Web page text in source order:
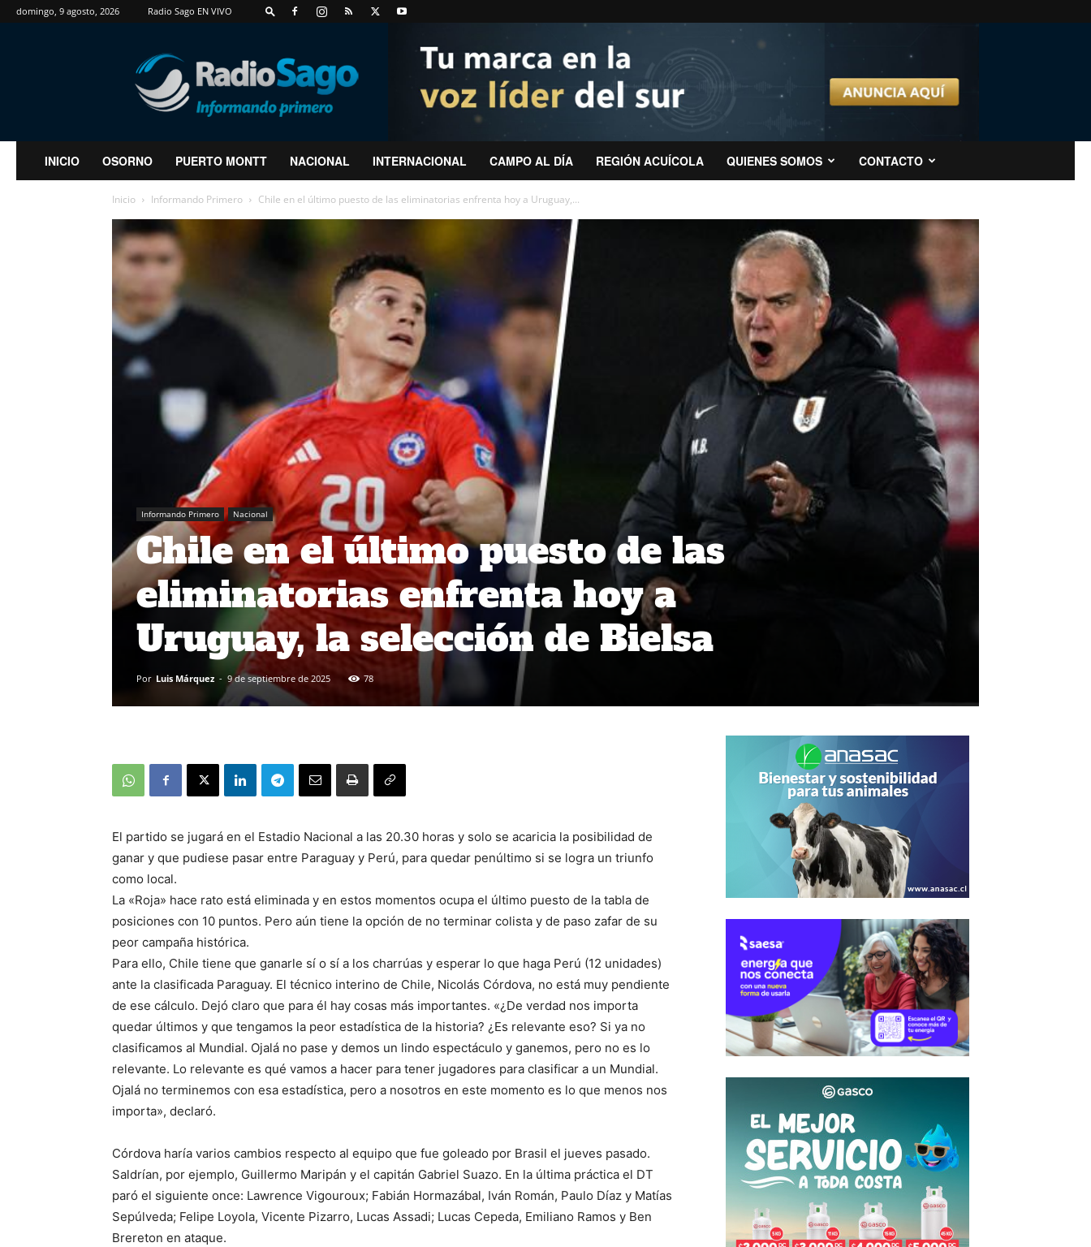
domingo, 9 agosto, 2026 Radio Sago EN VIVO
RadioSago
INICIO OSORNO PUERTO MONTT NACIONAL INTERNACIONAL CAMPO AL DÍA REGIÓN ACUÍCOLA QUIENES SOMOS CONTACTO
Inicio Informando Primero Chile en el último puesto de las eliminatorias enfrenta hoy a Uruguay,...
Informando Primero Nacional
Chile en el último puesto de las
eliminatorias enfrenta hoy a
Uruguay, la selección de Bielsa
Por Luis Márquez - 9 de septiembre de 2025 78
El partido se jugará en el Estadio Nacional a las 20.30 horas y solo se acaricia la posibilidad de
ganar y que pudiese pasar entre Paraguay y Perú, para quedar penúltimo si se logra un triunfo
como local.
La «Roja» hace rato está eliminada y en estos momentos ocupa el último puesto de la tabla de
posiciones con 10 puntos. Pero aún tiene la opción de no terminar colista y de paso zafar de su
peor campaña histórica.
Para ello, Chile tiene que ganarle sí o sí a los charrúas y esperar lo que haga Perú (12 unidades)
ante la clasificada Paraguay. El técnico interino de Chile, Nicolás Córdova, no está muy pendiente
de ese cálculo. Dejó claro que para él hay cosas más importantes. «¿De verdad nos importa
quedar últimos y que tengamos la peor estadística de la historia? ¿Es relevante eso? Si ya no
clasificamos al Mundial. Ojalá no pase y demos un lindo espectáculo y ganemos, pero no es lo
relevante. Lo relevante es qué vamos a hacer para tener jugadores para clasificar a un Mundial.
Ojalá no terminemos con esa estadística, pero a nosotros en este momento es lo que menos nos
importa», declaró.
Córdova haría varios cambios respecto al equipo que fue goleado por Brasil el jueves pasado.
Saldrían, por ejemplo, Guillermo Maripán y el capitán Gabriel Suazo. En la última práctica el DT
paró el siguiente once: Lawrence Vigouroux; Fabián Hormazábal, Iván Román, Paulo Díaz y Matías
Sepúlveda; Felipe Loyola, Vicente Pizarro, Lucas Assadi; Lucas Cepeda, Emiliano Ramos y Ben
Brereton en ataque.